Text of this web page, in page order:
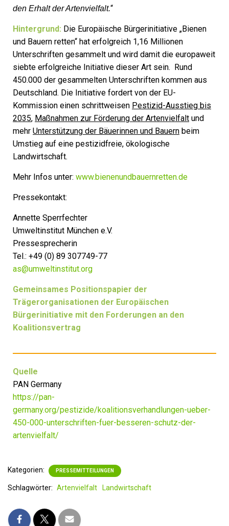
den Erhalt der Artenvielfalt.“
Hintergrund: Die Europäische Bürgerinitiative „Bienen
und Bauern retten“ hat erfolgreich 1,16 Millionen
Unterschriften gesammelt und wird damit die europaweit
siebte erfolgreiche Initiative dieser Art sein. Rund
450.000 der gesammelten Unterschriften kommen aus
Deutschland. Die Initiative fordert von der EU-
Kommission einen schrittweisen Pestizid-Ausstieg bis
2035, Maßnahmen zur Förderung der Artenvielfalt und
mehr Unterstützung der Bäuerinnen und Bauern beim
Umstieg auf eine pestizidfreie, ökologische
Landwirtschaft.
Mehr Infos unter: www.bienenundbauernretten.de
Pressekontakt:
Annette Sperrfechter
Umweltinstitut München e.V.
Pressesprecherin
Tel.: +49 (0) 89 307749-77
as@umweltinstitut.org
Gemeinsames Positionspapier der
Trägerorganisationen der Europäischen
Bürgerinitiative mit den Forderungen an den
Koalitionsvertrag
Quelle
PAN Germany
https://pan-
germany.org/pestizide/koalitionsverhandlungen-ueber-
450-000-unterschriften-fuer-besseren-schutz-der-
artenvielfalt/
Kategorien: PRESSEMITTEILUNGEN
Schlagwörter: Artenvielfalt Landwirtschaft